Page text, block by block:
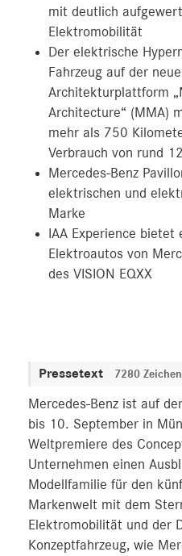
mit deutlich
Elektromobilität
Der elektrische
Fahrzeug auf der
Architekturplattform
Architecture“ (MMA)
mehr als 750
Verbrauch von rund
Mercedes-Benz
elektrischen und
Marke
IAA Experience
Elektroautos von
des VISION EQXX
Pressetext 7280 Zeichen
Mercedes-Benz ist auf
bis 10. September in
Weltpremiere des
Unternehmen einen
Modellfamilie für den
Markenwelt mit dem
Elektromobilität und der
Konzeptfahrzeug, wie